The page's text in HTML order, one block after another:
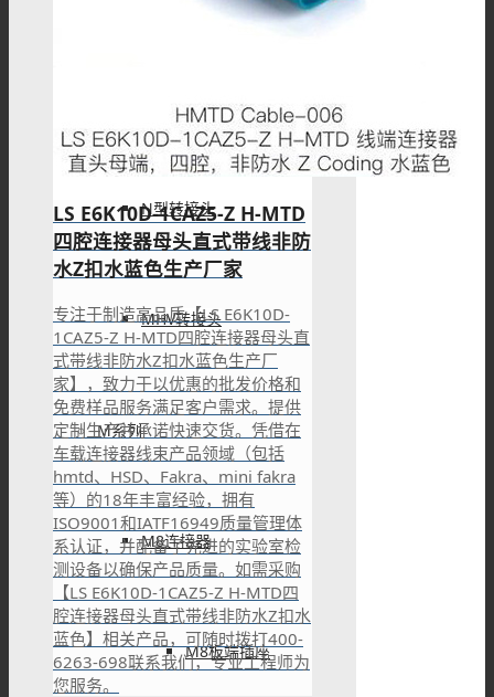
N型转接头
MHV转接头
M系列
M8连接器
M8板端插座
LS E6K10D-1CAZ5-Z H-MTD
四腔连接器母头直式带线非防
水Z扣水蓝色生产厂家
专注于制造高品质【LS E6K10D-
1CAZ5-Z H-MTD四腔连接器母头直
式带线非防水Z扣水蓝色生产厂
家】，致力于以优惠的批发价格和
免费样品服务满足客户需求。提供
定制生产并承诺快速交货。凭借在
车载连接器线束产品领域（包括
hmtd、HSD、Fakra、mini fakra
等）的18年丰富经验，拥有
ISO9001和IATF16949质量管理体
系认证，并配备了先进的实验室检
测设备以确保产品质量。如需采购
【LS E6K10D-1CAZ5-Z H-MTD四
腔连接器母头直式带线非防水Z扣水
蓝色】相关产品，可随时拨打400-
6263-698联系我们，专业工程师为
您服务。